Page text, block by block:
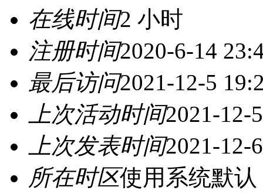
在线时间2 小时
注册时间2020-6-14
最后访问2021-12-5
上次活动时间2021-12-
上次发表时间2021-12-
所在时区使用系统默认